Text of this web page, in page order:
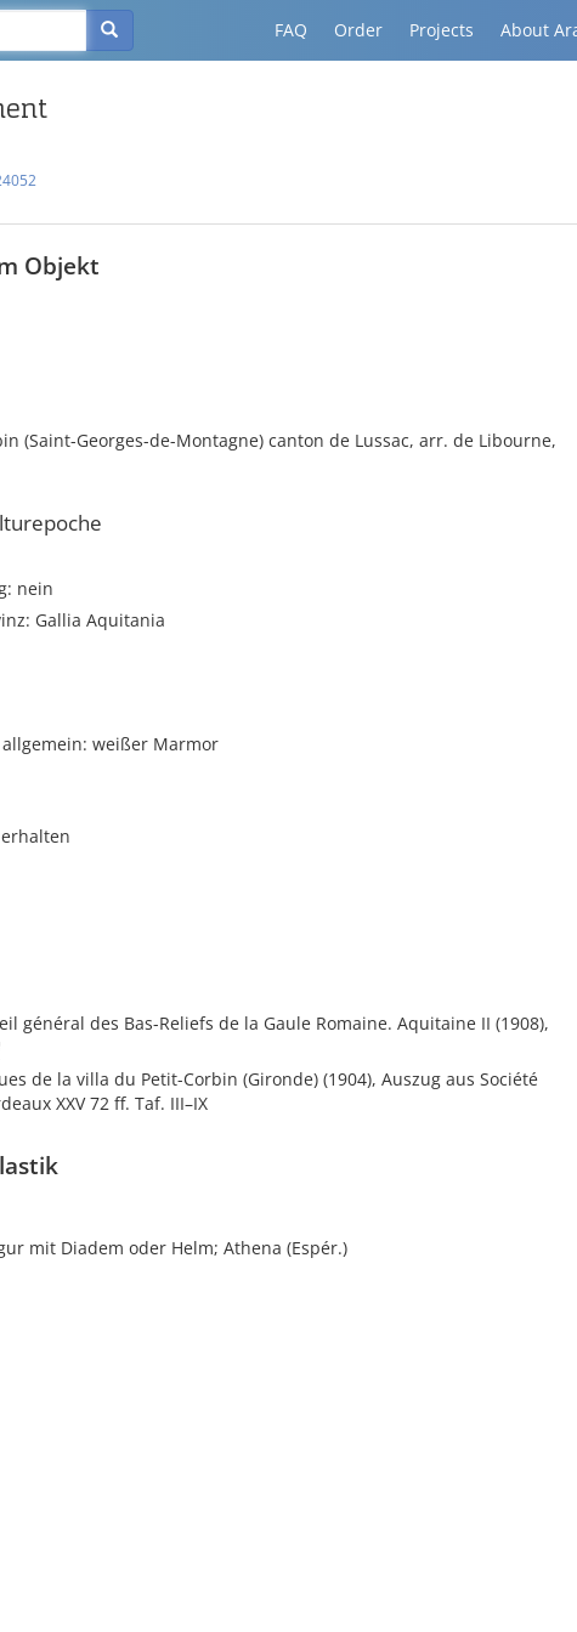
FAQ Order Projects About
Objekt
(Saint-Georges-de-Montagne) canton de Lussac, arr. de Libourne,
nein
Gallia Aquitania
weißer Marmor
général des Bas-Reliefs de la Gaule Romaine. Aquitaine II (1908),
de la villa du Petit-Corbin (Gironde) (1904), Auszug aus Société
XXV 72 ff. Taf. III–IX
mit Diadem oder Helm; Athena (Espér.)